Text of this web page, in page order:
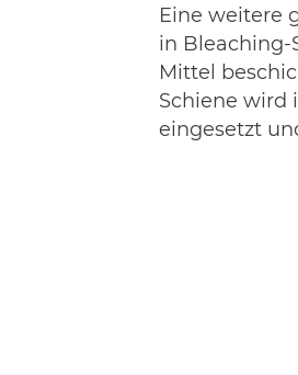
Eine weitere
in Bleaching-
Mittel
Schiene wird
eingesetzt